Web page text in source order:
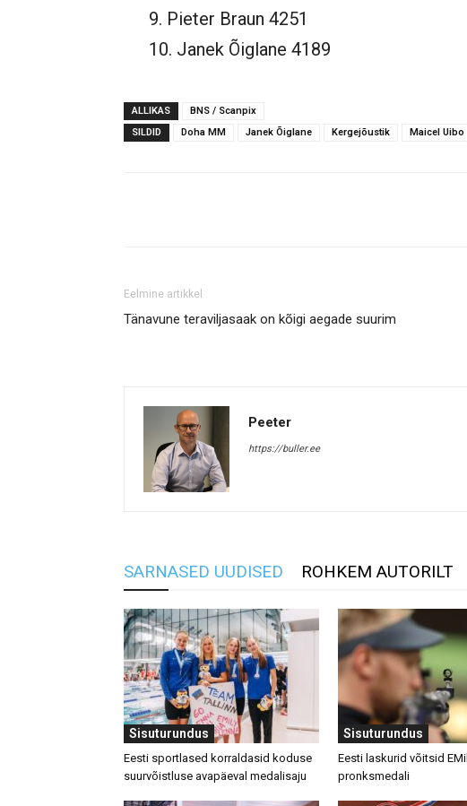
9. Pieter Braun 4251
10. Janek Õiglane 4189
ALLIKAS
BNS / Scanpix
SILDID
Doha MM Janek Õiglane Kergejõustik Maicel Uibo
Eelmine artikkel
Tänavune teraviljasaak on kõigi aegade suurim
Peeter
https://buller.ee
SARNASED UUDISED ROHKEM AUTORILT
Sisuturundus
Eesti sportlased korraldasid koduse
suurvõistluse avapäeval medalisaju
Sisuturundus
Eesti laskurid võitsid EMil
pronksmedali